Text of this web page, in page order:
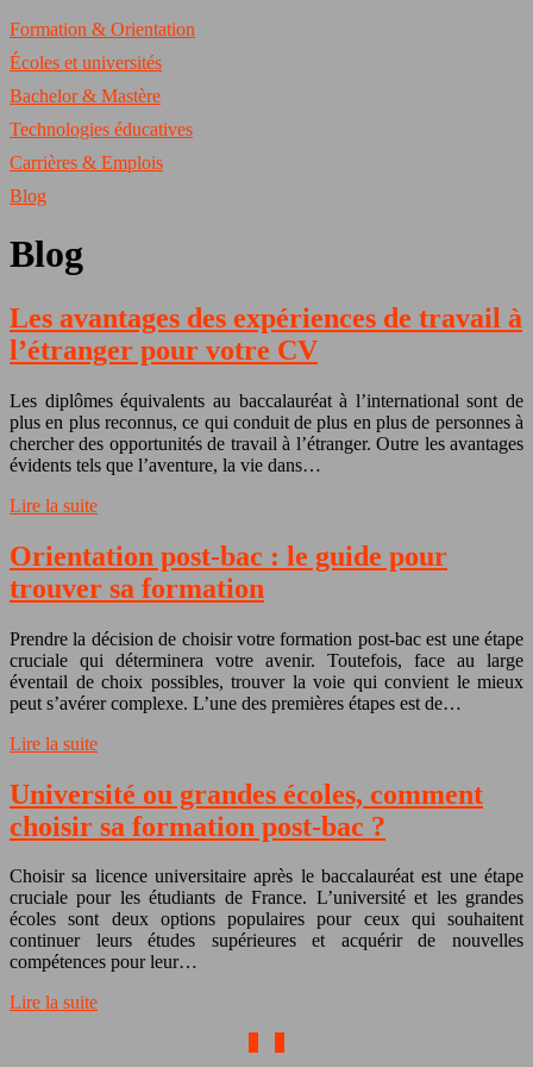
Formation & Orientation
Écoles et universités
Bachelor & Mastère
Technologies éducatives
Carrières & Emplois
Blog
Blog
Les avantages des expériences de travail à
l’étranger pour votre CV
Les diplômes équivalents au baccalauréat à l’international sont de
plus en plus reconnus, ce qui conduit de plus en plus de personnes à
chercher des opportunités de travail à l’étranger. Outre les avantages
évidents tels que l’aventure, la vie dans…
Lire la suite
Orientation post-bac : le guide pour
trouver sa formation
Prendre la décision de choisir votre formation post-bac est une étape
cruciale qui déterminera votre avenir. Toutefois, face au large
éventail de choix possibles, trouver la voie qui convient le mieux
peut s’avérer complexe. L’une des premières étapes est de…
Lire la suite
Université ou grandes écoles, comment
choisir sa formation post-bac ?
Choisir sa licence universitaire après le baccalauréat est une étape
cruciale pour les étudiants de France. L’université et les grandes
écoles sont deux options populaires pour ceux qui souhaitent
continuer leurs études supérieures et acquérir de nouvelles
compétences pour leur…
Lire la suite